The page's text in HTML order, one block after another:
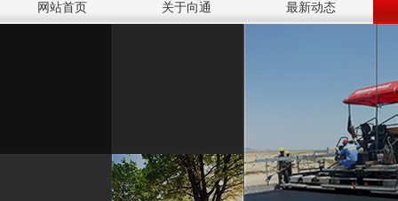
网站首页 关于向通 最新动态